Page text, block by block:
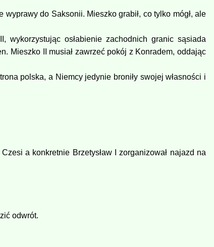
do Saksonii. Mieszko grabił, co tylko mógł, ale
osłabienie zachodnich granic sąsiada
Mieszko II musiał zawrzeć pokój z Konradem, oddając
polska, a Niemcy jedynie broniły swojej własności i
a konkretnie Brzetysław I zorganizował najazd na
odwrót.